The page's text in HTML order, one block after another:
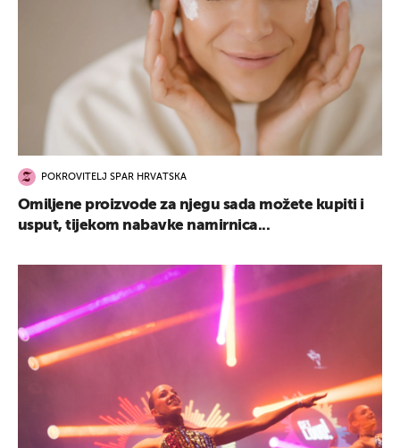
POKROVITELJ SPAR HRVATSKA
Omiljene proizvode za njegu sada možete kupiti i
usput, tijekom nabavke namirnica...